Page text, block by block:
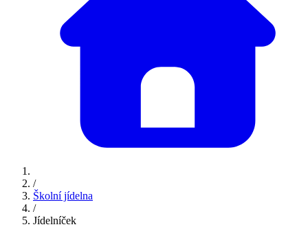
/
Školní jídelna
/
Jídelníček